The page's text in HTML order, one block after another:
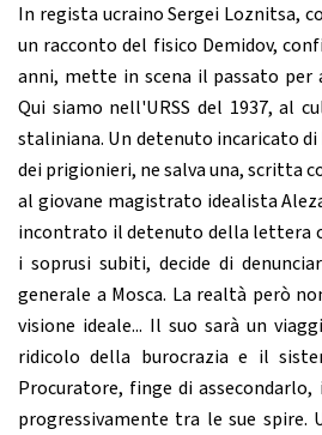
In regista ucraino Sergei Loznitsa,
un racconto del fisico Demidov,
anni, mette in scena il passato per
Qui siamo nell'URSS del 1937, al
staliniana. Un detenuto incaricato
dei prigionieri, ne salva una, scritta
al giovane magistrato idealista
incontrato il detenuto della lettera
i soprusi subiti, decide di
generale a Mosca. La realtà però
visione ideale... Il suo sarà un
ridicolo della burocrazia e il
Procuratore, finge di
progressivamente tra le sue spire.